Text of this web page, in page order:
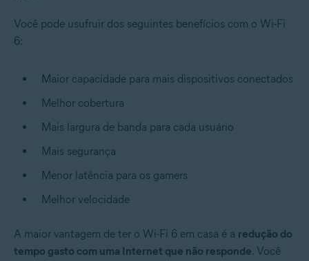
Você pode usufruir dos seguintes benefícios com o Wi-Fi
6:
Maior capacidade para mais dispositivos conectados
Melhor cobertura
Mais largura de banda para cada usuário
Mais segurança
Menor latência para os gamers
Melhor velocidade
A maior vantagem de ter o Wi-Fi 6 em casa é a redução do
tempo gasto com uma Internet que não responde. Você